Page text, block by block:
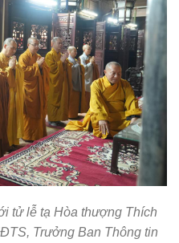
tử lễ tạ Hòa thượng Thích
Trưởng Ban Thông tin